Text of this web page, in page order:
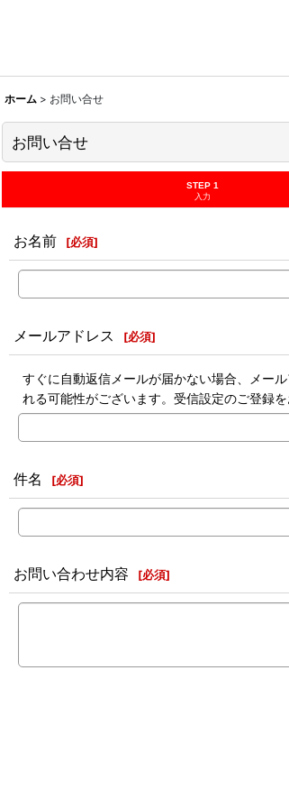
ホーム > お問い合せ
お問い合せ
STEP 1
入力
お名前 [必須]
メールアドレス [必須]
すぐに自動返信メールが届かない場合、メー
れる可能性がございます。受信設定のご登録
件名 [必須]
お問い合わせ内容 [必須]